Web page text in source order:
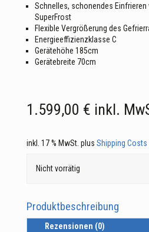
Schnelles, schonendes
SuperFrost
Flexible Vergrößerung des
Energieeffizienzklasse C
Gerätehöhe 185cm
Gerätebreite 70cm
1.599,00 € inkl.
inkl. 17 % MwSt. plus Shipping Costs
Nicht vorrätig
Produktbeschreibung
Rezensionen (0)